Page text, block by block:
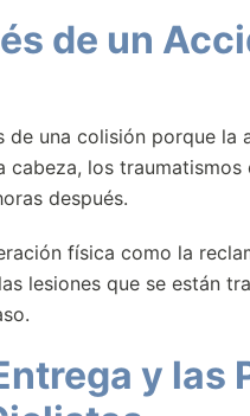
de un
una colisión porque la
los
después.
física como la
lesiones que se están
y las